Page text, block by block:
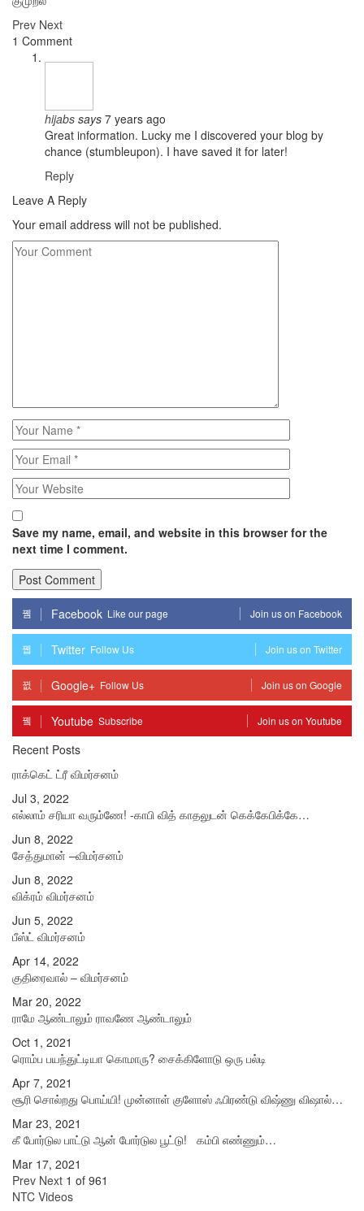
Prev Next
1 Comment
hijabs says 7 years ago
Great information. Lucky me I discovered your blog by
chance (stumbleupon). I have saved it for later!
Reply
Leave A Reply
Your email address will not be published.
Save my name, email, and website in this browser for the
next time I comment.
Facebook Like our page Join us on Facebook
Twitter Follow Us Join us on Twitter
Google+ Follow Us Join us on Google
Youtube Subscribe Join us on Youtube
Recent Posts
ராக்கெட் ட்ரீ விமர்சனம்
Jul 3, 2022
எல்லாம் சரியா வரும்ணே! -காபி வித் காதலுடன் கெக்கேபிக்கே…
Jun 8, 2022
சேத்துமான் –விமர்சனம்
Jun 8, 2022
விக்ரம் விமர்சனம்
Jun 5, 2022
பீஸ்ட் விமர்சனம்
Apr 14, 2022
குதிரைவால் – விமர்சனம்
Mar 20, 2022
ராமே ஆண்டாலும் ராவணே ஆண்டாலும்
Oct 1, 2021
ரொம்ப பயந்துட்டியா கொமாரு? சைக்கிளோடு ஒரு பல்டி
Apr 7, 2021
சூரி சொல்றது பொய்யி! முன்னாள் குளோஸ் ஃபிரண்டு விஷ்ணு விஷால்…
Mar 23, 2021
கீ போர்டுல பாட்டு ஆன் போர்டுல பூட்டு! கம்பி எண்ணும்…
Mar 17, 2021
Prev Next 1 of 961
NTC Videos